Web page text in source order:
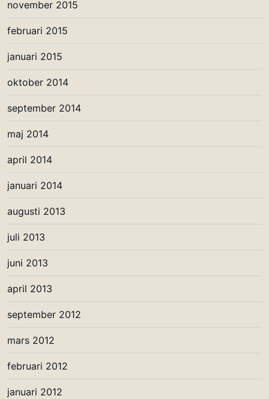
november 2015
februari 2015
januari 2015
oktober 2014
september 2014
maj 2014
april 2014
januari 2014
augusti 2013
juli 2013
juni 2013
april 2013
september 2012
mars 2012
februari 2012
januari 2012